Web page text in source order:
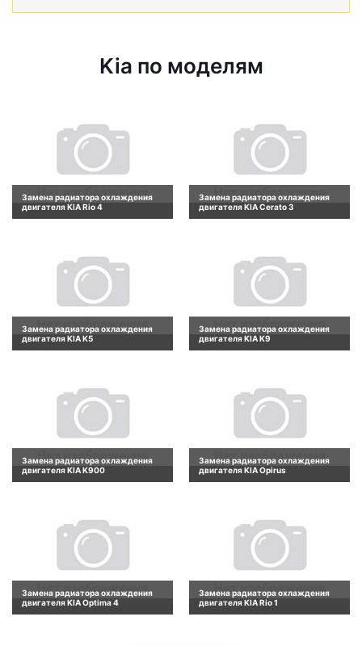
Kia по моделям
Замена радиатора охлаждения
двигателя KIA Rio 4
Замена радиатора охлаждения
двигателя KIA Cerato 3
Замена радиатора охлаждения
двигателя KIA K5
Замена радиатора охлаждения
двигателя KIA K9
Замена радиатора охлаждения
двигателя KIA K900
Замена радиатора охлаждения
двигателя KIA Opirus
Замена радиатора охлаждения
двигателя KIA Optima 4
Замена радиатора охлаждения
двигателя KIA Rio 1